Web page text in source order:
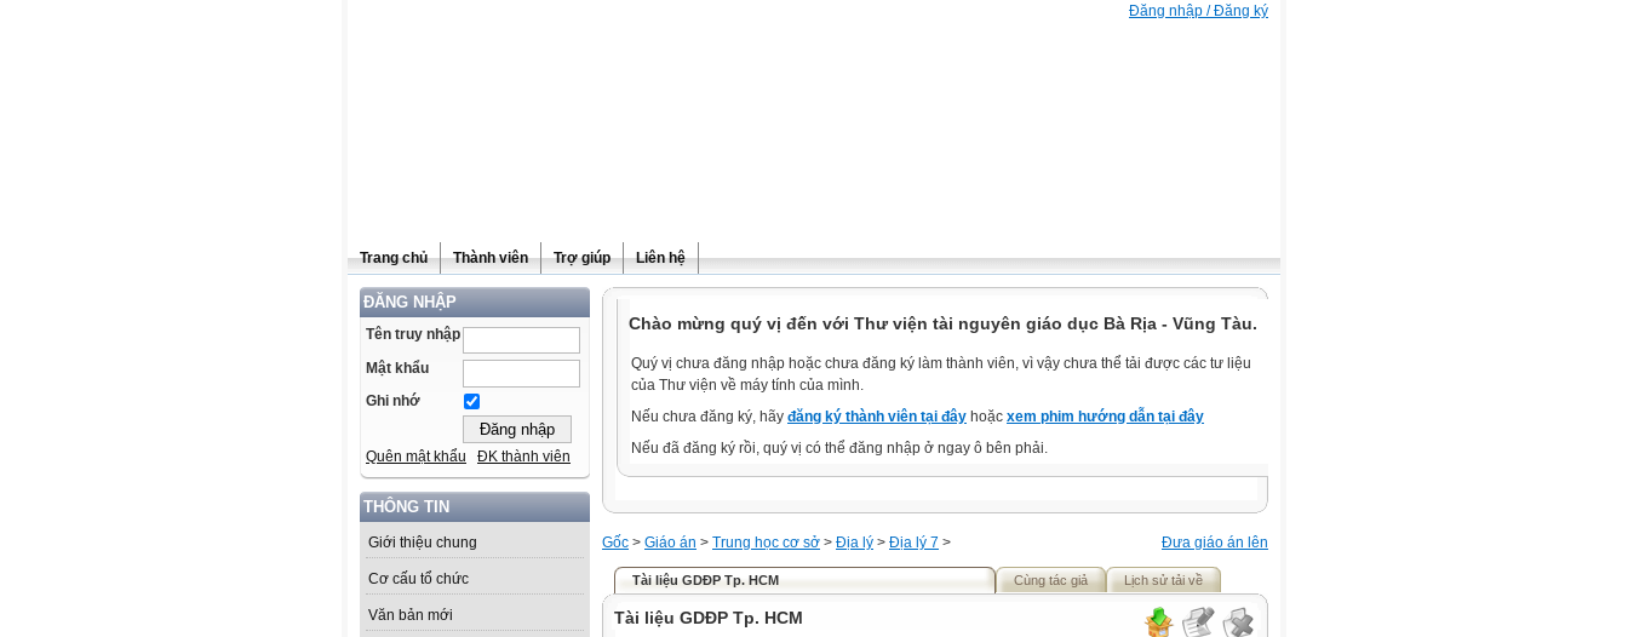
Đăng nhập / Đăng ký
Trang chủ Thành viên Trợ giúp Liên hệ
ĐĂNG NHẬP
Tên truy nhập
Mật khẩu
Ghi nhớ
Quên mật khẩu ĐK thành viên
THÔNG TIN
Giới thiệu chung
Cơ cấu tổ chức
Văn bản mới
Chào mừng quý vị đến với Thư viện tài nguyên giáo dục Bà Rịa - Vũng Tàu.
Quý vị chưa đăng nhập hoặc chưa đăng ký làm thành viên, vì vậy chưa thể tải được các tư liệu
của Thư viện về máy tính của mình.
Nếu chưa đăng ký, hãy đăng ký thành viên tại đây hoặc xem phim hướng dẫn tại đây
Nếu đã đăng ký rồi, quý vị có thể đăng nhập ở ngay ô bên phải.
Đưa giáo án lên
Gốc > Giáo án > Trung học cơ sở > Địa lý > Địa lý 7 >
Tài liệu GDĐP Tp. HCM Cùng tác giả Lịch sử tải về
Tài liệu GDĐP Tp. HCM